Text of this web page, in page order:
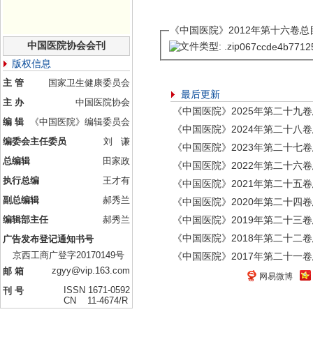
中国医院协会会刊
版权信息
主 管
国家卫生健康委员会
主 办
中国医院协会
编 辑
《中国医院》编辑委员会
编委会主任委员
刘 谦
总编辑
田家政
执行总编
王才有
副总编辑
郝秀兰
编辑部主任
郝秀兰
广告发布登记通知书号
京西工商广登字20170149号
邮 箱
zgyy@vip.163.com
刊 号
ISSN 1671-0592
CN 11-4674/R
《中国医院》2012年第十六卷
最后更新
《中国医院》2025年第二十九
《中国医院》2024年第二十八
《中国医院》2023年第二十七
《中国医院》2022年第二十六
《中国医院》2021年第二十五
《中国医院》2020年第二十四
《中国医院》2019年第二十三
《中国医院》2018年第二十二
《中国医院》2017年第二十一
网易微博